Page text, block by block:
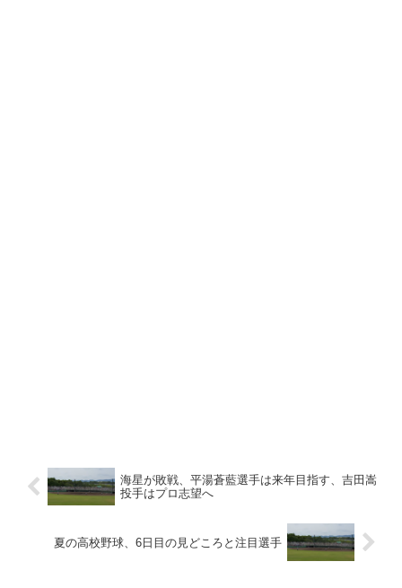
海星が敗戦、平湯蒼藍選手は来年目指す、吉田嵩
投手はプロ志望へ
夏の高校野球、6日目の見どころと注目選手